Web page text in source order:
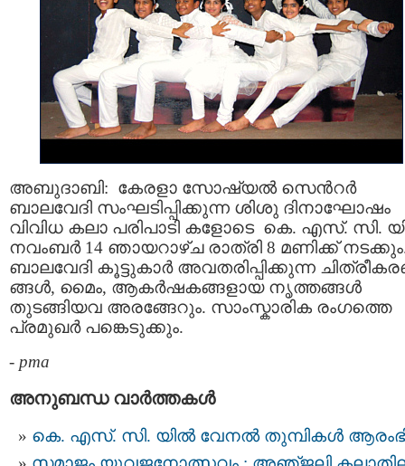
അബുദാബി: കേരളാ സോഷ്യല്‍ സെന്‍റര്‍
ബാലവേദി സംഘടിപ്പിക്കുന്ന ശിശു ദിനാഘോഷം
വിവിധ കലാ പരിപാടി കളോടെ കെ. എസ്. സി.
നവംബര്‍ 14 ഞായറാഴ്ച രാത്രി 8 മണിക്ക്
ബാലവേദി കൂട്ടുകാര്‍ അവതരിപ്പിക്കുന്ന
ങ്ങള്‍, മൈം, ആകര്‍ഷകങ്ങളായ നൃത്തങ്ങള്‍
തുടങ്ങിയവ അരങ്ങേറും. സാംസ്കാരിക രംഗത്തെ
പ്രമുഖര്‍ പങ്കെടുക്കും.
- pma
അനുബന്ധ വാര്‍ത്തകള്‍
കെ. എസ്. സി. യിൽ വേനൽ തുമ്പികൾ